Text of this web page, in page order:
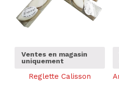
Ventes en magasin
uniquement
Reglette Calisson